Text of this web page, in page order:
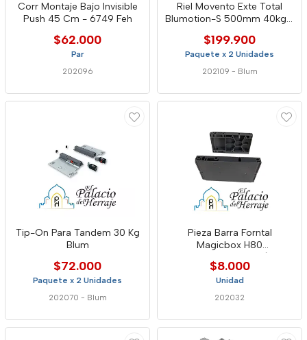
Corr Montaje Bajo Invisible
Push 45 Cm - 6749 Feh
$62.000
Par
202096
Riel Movento Exte Total
Blumotion-S 500mm 40kg -
$199.900
Paquete x 2 Unidades
202109 - Blum
Tip-On Para Tandem 30 Kg
Blum
$72.000
Paquete x 2 Unidades
202070 - Blum
Pieza Barra Forntal
Magicbox H80
$8.000
Unidad
202032